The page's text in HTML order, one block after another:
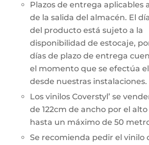
Plazos de entrega aplicables
de la salida del almacén. El
del producto está sujeto a la
disponibilidad de estocaje,
días de plazo de entrega
el momento que se efectúa
desde nuestras instalaciones.
Los vinilos Coverstyl’ se
de 122cm de ancho por el
hasta un máximo de 50
Se recomienda pedir el vinilo